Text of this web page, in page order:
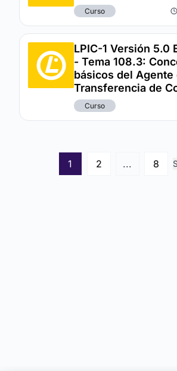
Curso
LPIC-1 Versión 5.0
- Tema 108.3:
básicos del Agente
Transferencia de
Curso
1 2 ... 8